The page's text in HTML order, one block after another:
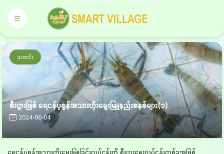
သတင်း
စီးပွားဖြစ် ရေငန်ပုစွန်အသားတိုးမွေးမြူနည်းစနစ်များ(၁)
2024-06-04
ရေငန်ပုစွန်အသားတိုးမွေးမြူခြင်းလုပ်ငန်းကို စီးပွားရေးလုပ်ငန်းတစ်ခုအဖြစ်